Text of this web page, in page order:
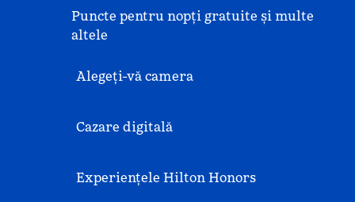
Puncte pentru nopți gratuite și multe
altele
Alegeți-vă camera
Cazare digitală
Experiențele Hilton Honors